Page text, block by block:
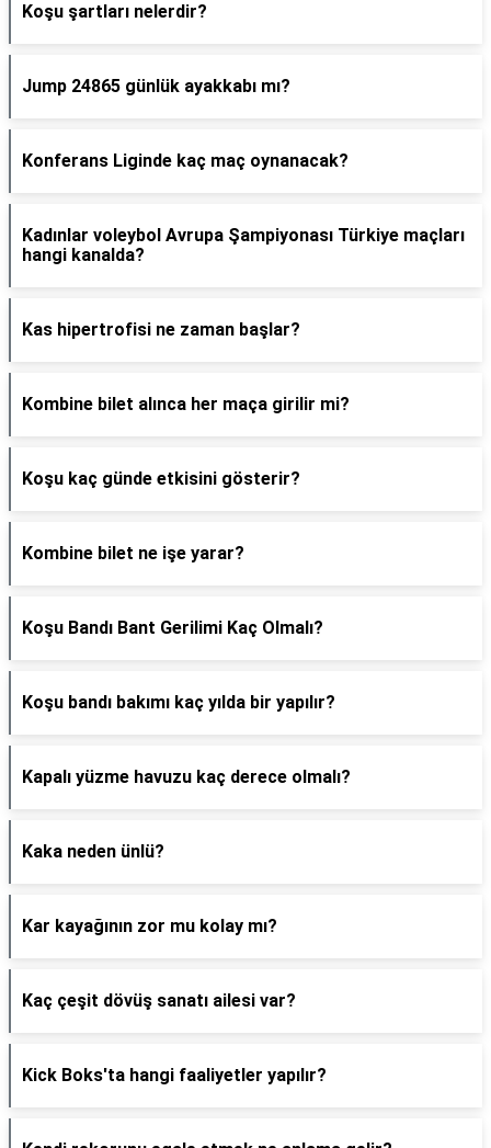
Koşu şartları nelerdir?
Jump 24865 günlük ayakkabı mı?
Konferans Liginde kaç maç oynanacak?
Kadınlar voleybol Avrupa Şampiyonası Türkiye maçları
hangi kanalda?
Kas hipertrofisi ne zaman başlar?
Kombine bilet alınca her maça girilir mi?
Koşu kaç günde etkisini gösterir?
Kombine bilet ne işe yarar?
Koşu Bandı Bant Gerilimi Kaç Olmalı?
Koşu bandı bakımı kaç yılda bir yapılır?
Kapalı yüzme havuzu kaç derece olmalı?
Kaka neden ünlü?
Kar kayağının zor mu kolay mı?
Kaç çeşit dövüş sanatı ailesi var?
Kick Boks'ta hangi faaliyetler yapılır?